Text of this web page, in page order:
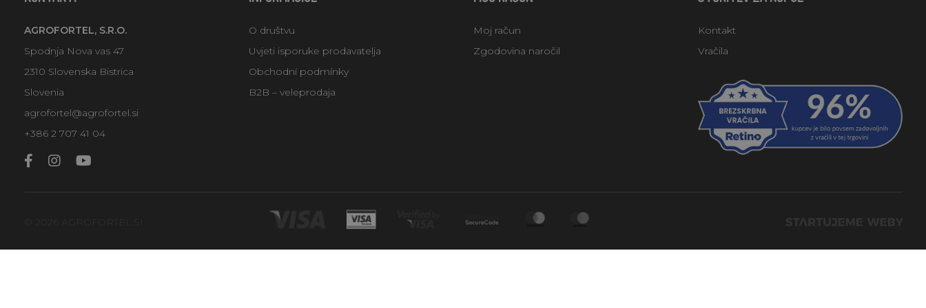
AGROFORTEL, S.R.O.
Spodnja Nova vas 47
2310 Slovenska Bistrica
Slovenia
agrofortel@agrofortel.si
+386 2 707 41 04
O društvu
Uvjeti isporuke prodavatelja
Obchodní podmínky
B2B – veleprodaja
Moj račun
Zgodovina naročil
Kontakt
Vračila